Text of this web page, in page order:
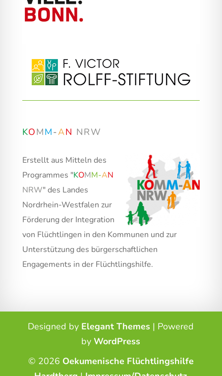
KOMM-AN NRW
Erstellt aus Mitteln des
Programmes "KOMM-AN
NRW" des Landes
Nordrhein-Westfalen zur
Förderung der Integration
von Flüchtlingen in den Kommunen und zur
Unterstützung des bürgerschaftlichen
Engagements in der Flüchtlingshilfe.
Designed by Elegant Themes | Powered
byWordPress
© 2026 Oekumenische Flüchtlingshilfe